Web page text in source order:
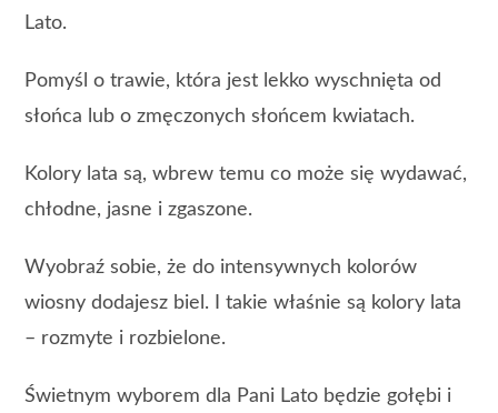
Lato.
Pomyśl o trawie, która jest lekko wyschnięta od
słońca lub o zmęczonych słońcem kwiatach.
Kolory lata są, wbrew temu co może się wydawać,
chłodne, jasne i zgaszone.
Wyobraź sobie, że do intensywnych kolorów
wiosny dodajesz biel. I takie właśnie są kolory lata
– rozmyte i rozbielone.
Świetnym wyborem dla Pani Lato będzie gołębi i